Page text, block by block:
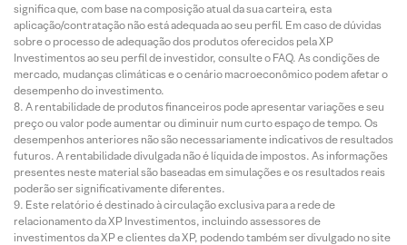
significa que, com base na composição atual da sua carteira, esta
aplicação/contratação não está adequada ao seu perfil. Em caso de dúvidas
sobre o processo de adequação dos produtos oferecidos pela XP
Investimentos ao seu perfil de investidor, consulte o FAQ. As condições de
mercado, mudanças climáticas e o cenário macroeconômico podem afetar o
desempenho do investimento.
A rentabilidade de produtos financeiros pode apresentar variações e seu
preço ou valor pode aumentar ou diminuir num curto espaço de tempo. Os
desempenhos anteriores não são necessariamente indicativos de resultados
futuros. A rentabilidade divulgada não é líquida de impostos. As informações
presentes neste material são baseadas em simulações e os resultados reais
poderão ser significativamente diferentes.
Este relatório é destinado à circulação exclusiva para a rede de
relacionamento da XP Investimentos, incluindo assessores de
investimentos da XP e clientes da XP, podendo também ser divulgado no site